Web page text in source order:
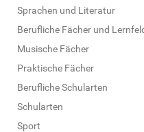
Sprachen und Literatur
Berufliche Fächer und
Musische Fächer
Praktische Fächer
Berufliche Schularten
Schularten
Sport